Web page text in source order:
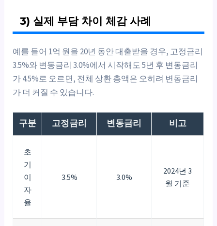
3) 실제 부담 차이 체감 사례
예를 들어 1억 원을 20년 동안 대출받을 경우, 고정금리
3.5%와 변동금리 3.0%에서 시작해도 5년 후 변동금리
가 4.5%로 오르면, 전체 상환 총액은 오히려 변동금리
가 더 커질 수 있습니다.
구분 고정금리 변동금리 비고
초
기
이
자
율
3.5% 3.0%
2024년 3
월 기준